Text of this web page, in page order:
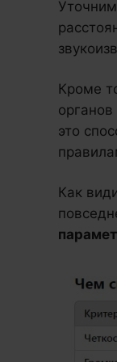
Кроме
это
Как